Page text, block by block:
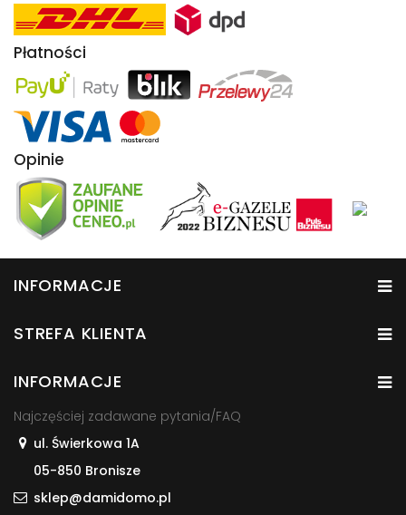
Płatności
Opinie
INFORMACJE
STREFA KLIENTA
INFORMACJE
Najczęściej zadawane pytania/FAQ
ul. Świerkowa 1A
05-850 Bronisze
sklep@damidomo.pl